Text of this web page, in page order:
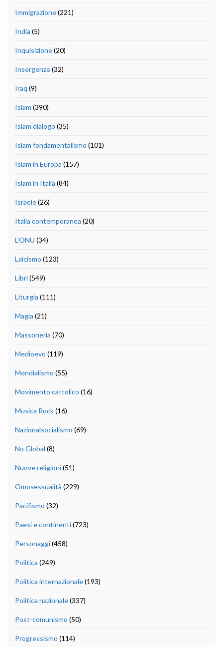
Immigrazione(221)
India (5)
Inquisizione(20)
Insorgenze(32)
Iraq (9)
Islam (390)
Islam dialogo (35)
Islam fondamentalismo (101)
Islam in Europa (157)
Islam in Italia (84)
Israele(26)
Italia contemporanea (20)
L'ONU (34)
Laicismo (123)
Libri(549)
Liturgia (111)
Magia (21)
Massoneria (70)
Medioevo (119)
Mondialismo (55)
Movimento cattolico (16)
Musica Rock(16)
Nazionalsocialismo (69)
No Global (8)
Nuove religioni(51)
Omosessualità (229)
Pacifismo (32)
Paesi e continenti(723)
Personaggi(458)
Politica (249)
Politica internazionale(193)
Politica nazionale(337)
Post-comunismo (50)
Progressismo (114)